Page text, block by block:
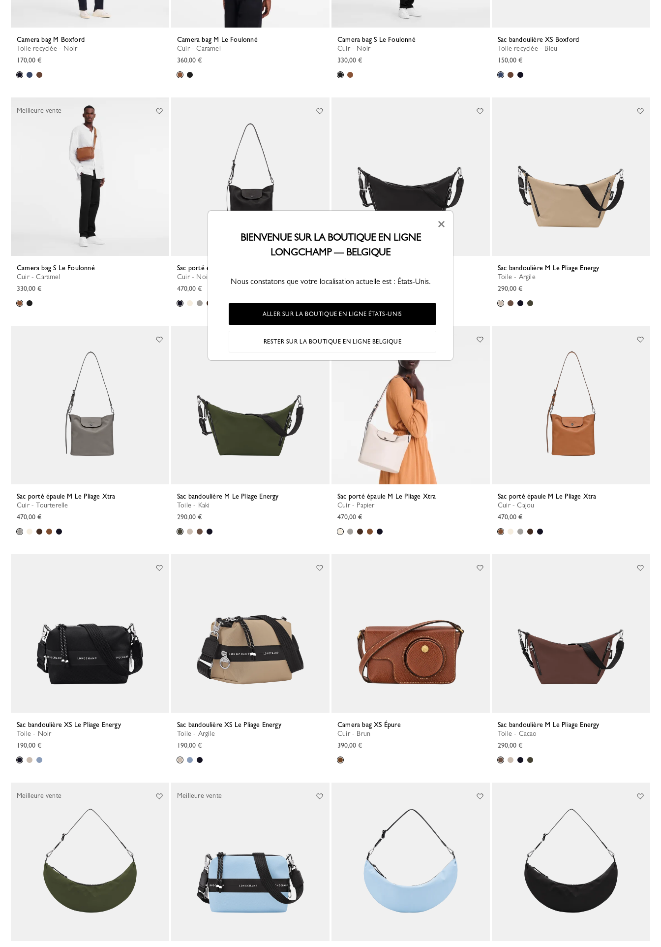
Camera bag M Boxford
Toile recyclée - Noir
170,00 €
Camera bag M Le Foulonné
Cuir - Caramel
360,00 €
Camera bag S Le Foulonné
Cuir - Noir
330,00 €
Sac bandoulière XS Boxford
Toile recyclée - Bleu
150,00 €
Camera bag S Le Foulonné
Cuir - Caramel
330,00 €
Meilleure vente
Sac porté épaule M Le Pliage Xtra
Cuir - Noir
470,00 €
Sac bandoulière M Le Pliage Energy
Toile - Argile
290,00 €
Sac porté épaule M Le Pliage Xtra
Cuir - Tourterelle
470,00 €
Sac bandoulière M Le Pliage Energy
Toile - Kaki
290,00 €
Sac porté épaule M Le Pliage Xtra
Cuir - Papier
470,00 €
Sac porté épaule M Le Pliage Xtra
Cuir - Cajou
470,00 €
Sac bandoulière XS Le Pliage Energy
Toile - Noir
190,00 €
Sac bandoulière XS Le Pliage Energy
Toile - Argile
190,00 €
Camera bag XS Épure
Cuir - Brun
390,00 €
Sac bandoulière M Le Pliage Energy
Toile - Cacao
290,00 €
Meilleure vente Meilleure vente
×
BIENVENUE SUR LA BOUTIQUE EN LIGNE
LONGCHAMP — BELGIQUE
Nous constatons que votre localisation actuelle est : États-Unis.
ALLER SUR LA BOUTIQUE EN LIGNE ÉTATS-UNIS
RESTER SUR LA BOUTIQUE EN LIGNE BELGIQUE